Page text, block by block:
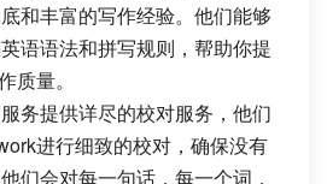
和丰富的写作经验。他们能够
语语法和拼写规则，帮助你提
质量。
服务提供详尽的校对服务，他们
进行细致的校对，确保没有
们会对每一句话，每一个词，